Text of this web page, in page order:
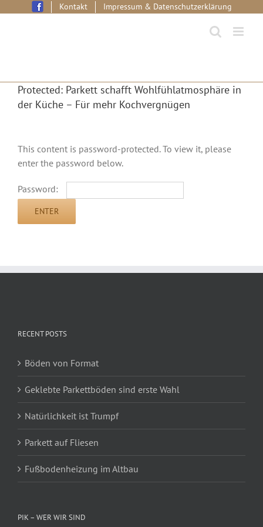
Kontakt Impressum & Datenschutzerklärung
Protected: Parkett schafft Wohlfühlatmosphäre in
der Küche – Für mehr Kochvergnügen
This content is password-protected. To view it, please
enter the password below.
Password:
RECENT POSTS
Böden von Format
Geklebte Parkettböden sind erste Wahl
Natürlichkeit ist Trumpf
Parkett auf Fliesen
Fußbodenheizung im Altbau
PIK – WER WIR SIND